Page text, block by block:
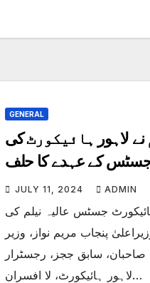
GENERAL
نے لاہور ہائیکورٹ کی
جسٹس کے عہدے کا حلف
اٹھالیا۔
JULY 11, 2024 ADMIN
جسٹس عالیہ نیلم کی
پنجاب مریم نواز، وزیر
صاحبان، سابق ججز، رجسٹرار
لاہور ہائیکورٹ، لا افسران…